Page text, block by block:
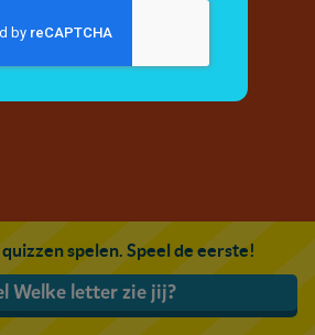
spelen. Speel de eerste!
Welke letter zie jij?